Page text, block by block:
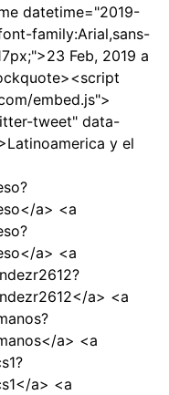
datetime="2019-
family:Arial,sans-
Feb, 2019 a
embed.js">
tweet" data-
y el
a> <a
a> <a
a> <a
a> <a
a> <a